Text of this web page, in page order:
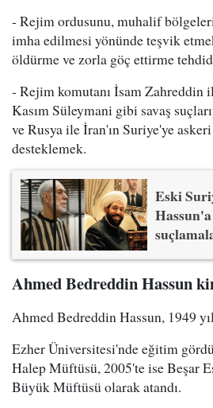
- Rejim ordusunu, muhalif
imha edilmesi yönünde teşvik
öldürme ve zorla göç ettirme
- Rejim komutanı İsam Zahreddin
Kasım Süleymani gibi savaş
ve Rusya ile İran'ın Suriye'ye
desteklemek.
Eski
Ahmed Bedreddin Hassun
Ahmed Bedreddin Hassun, 1949
Ezher Üniversitesi'nde eğitim
Halep Müftüsü, 2005'te ise Beşar
Büyük Müftüsü olarak atandı.